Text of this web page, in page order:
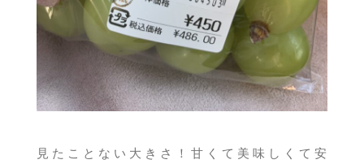
見たことない大きさ！甘くて美味しくて安